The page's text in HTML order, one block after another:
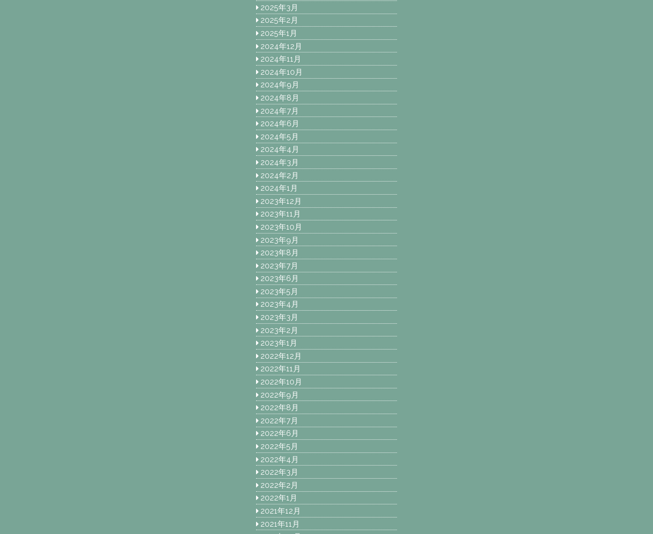
2025年3月
2025年2月
2025年1月
2024年12月
2024年11月
2024年10月
2024年9月
2024年8月
2024年7月
2024年6月
2024年5月
2024年4月
2024年3月
2024年2月
2024年1月
2023年12月
2023年11月
2023年10月
2023年9月
2023年8月
2023年7月
2023年6月
2023年5月
2023年4月
2023年3月
2023年2月
2023年1月
2022年12月
2022年11月
2022年10月
2022年9月
2022年8月
2022年7月
2022年6月
2022年5月
2022年4月
2022年3月
2022年2月
2022年1月
2021年12月
2021年11月